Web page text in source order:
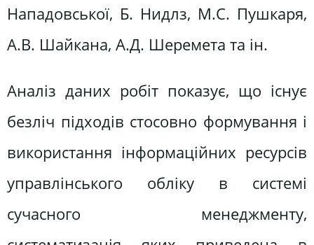
Нападовської, Б. Нидлз, М.С. Пушкаря,
А.В. Шайкана, А.Д. Шеремета та ін.
Аналіз даних робіт показує, що існує
безліч підходів стосовно формування і
використання інформаційних ресурсів
управлінського обліку в системі
сучасного менеджменту,